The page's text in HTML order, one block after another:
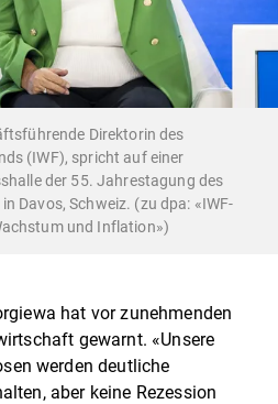
Direktorin des
(IWF), spricht auf einer
der 55. Jahrestagung des
Davos, Schweiz. (zu dpa: «IWF-
und Inflation»)
hat vor zunehmenden
gewarnt. «Unsere
werden deutliche
aber keine Rezession